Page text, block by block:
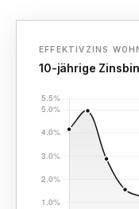
EFFEKTIVZINS
10-jährige